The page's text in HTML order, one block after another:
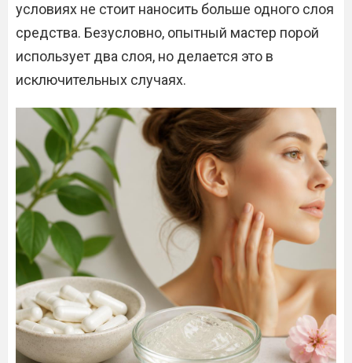
условиях не стоит наносить больше одного слоя
средства. Безусловно, опытный мастер порой
использует два слоя, но делается это в
исключительных случаях.